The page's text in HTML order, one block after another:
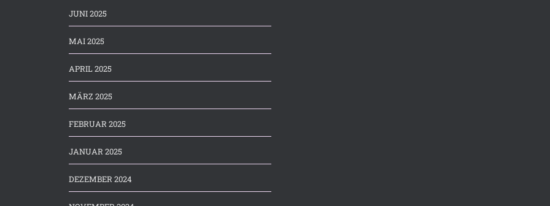
JUNI 2025
MAI 2025
APRIL 2025
MÄRZ 2025
FEBRUAR 2025
JANUAR 2025
DEZEMBER 2024